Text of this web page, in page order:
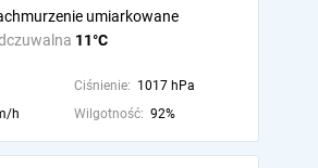
11°C
umiarkowane
Ciśnienie: 1017 hPa
h Wilgotność: 92%